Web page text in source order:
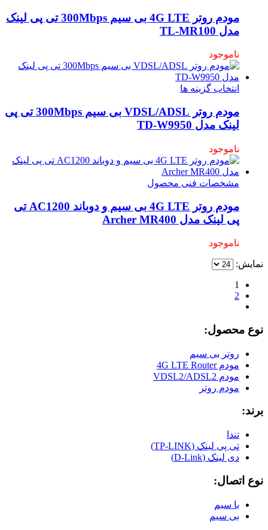
مودم روتر 4G LTE بی سیم 300Mbps تی پی لینک
مدل TL-MR100
ناموجود
انتخاب گزینه ها
مودم روتر VDSL/ADSL بی سیم 300Mbps تی پی
لینک مدل TD-W9950
ناموجود
مشخصات فنی محصول
مودم روتر 4G LTE بی سیم و دوباند AC1200 تی
پی لینک مدل Archer MR400
ناموجود
نمایش:
1
2
نوع محصول:
روتر بی سیم
مودم 4G LTE Router
مودم VDSL2/ADSL2
مودم روتر
برند:
تندا
تی پی لینک (TP-LINK)
دی لینک (D-Link)
نوع اتصال:
با سیم
بی سیم